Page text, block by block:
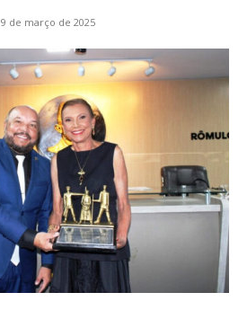
9 de março de 2025